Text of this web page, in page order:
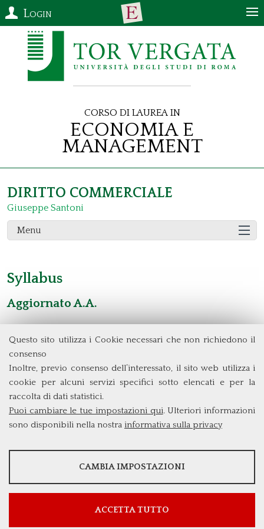
Questo sito utilizza i Cookie necessari che non richiedono il
consenso
Inoltre, previo consenso dell’interessato, il sito web utilizza i
cookie per alcuni servizi specifici sotto elencati e per la
raccolta di dati statistici.
Puoi cambiare le tue impostazioni qui. Ulteriori informazioni
sono disponibili nella nostra informativa sulla privacy
STATISTICHE
Mostra maggiori informazioni
CAMBIA IMPOSTAZIONI
ACCETTA TUTTO
Login
Corso di Laurea in
Economia e
Management
DIRITTO COMMERCIALE
Giuseppe Santoni
Menu
Syllabus
Aggiornato A.A.
Università degli Studi di Roma Tor Vergata
Via Columbia, 2
00133 Roma (Italia)
Tel. +39 06 7259 5572/5425
triennio@clem.uniroma2.it